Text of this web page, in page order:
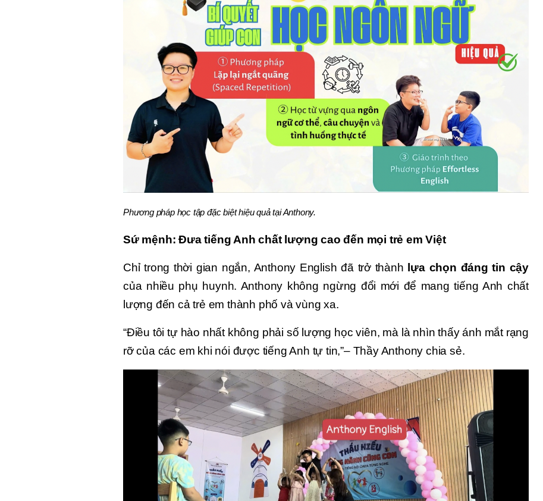
Phương pháp học tập đặc biệt hiệu quả tại Anthony.
Sứ mệnh: Đưa tiếng Anh chất lượng cao đến mọi trẻ em Việt
Chỉ trong thời gian ngắn, Anthony English đã trở thành
lựa chọn đáng tin cậy
của nhiều phụ huynh. Anthony không ngừng đổi mới để mang tiếng Anh chất
lượng đến cả trẻ em thành phố và vùng xa.
“Điều tôi tự hào nhất không phải số lượng học viên, mà là nhìn thấy ánh mắt rạng
rỡ của các em khi nói được tiếng Anh tự tin,”– Thầy Anthony chia sẻ.